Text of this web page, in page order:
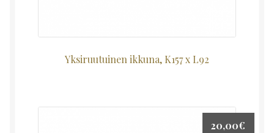
Yksiruutuinen ikkuna, K157 x L92
20,00€